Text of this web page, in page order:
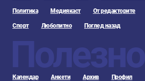
Политика Медиякаст От редакторите
Спорт Любопитно Поглед назад
Полезно
Календар Анкети Архив Профил